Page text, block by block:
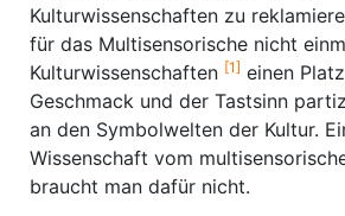
Kulturwissenschaften zu
für das Multisensorische nicht
Kulturwissenschaften [1] einen
Geschmack und der Tastsinn
an den Symbolwelten der Kultur.
Wissenschaft vom
braucht man dafür nicht.